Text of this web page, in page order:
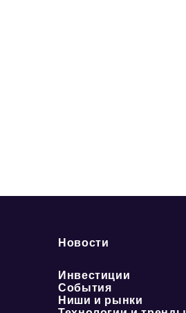
Новости
Инвестиции
События
Ниши и рынки